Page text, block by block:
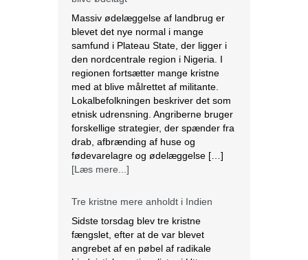
fødevarelagre og ødelæggelse […]
[Læs mere...]
Tre kristne mere anholdt i Indien
Sidste torsdag blev tre kristne
fængslet, efter at de var blevet
angrebet af en pøbel af radikale
hinduistiske nationalister i Uttar
Pradesh, Indien. Over et dusin kristne
blev såret, herunder to præster. Efter
angrebet anholdt politiet de tre kristne
under falske anklager om anti-
en pøbel på over 20 personer ind […]
Saudi-Arabien omfavnede koptisk jul.